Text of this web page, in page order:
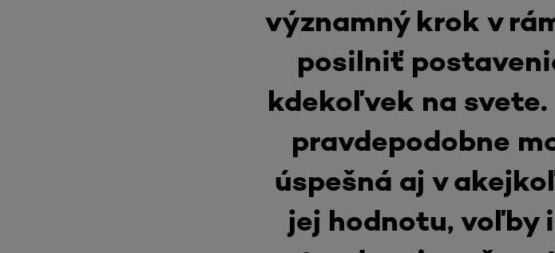
významný krok v
posilniť
kdekoľvek na
pravdepodobne
úspešná aj v
jej hodnotu, voľby